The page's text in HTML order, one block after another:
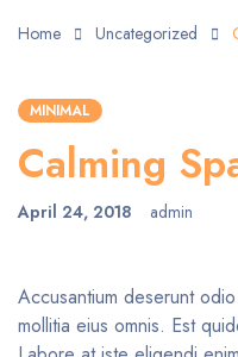
Home Uncategorized
MINIMAL
Calming
April 24, 2018 admin
Accusantium deserunt
mollitia eius omnis. Est